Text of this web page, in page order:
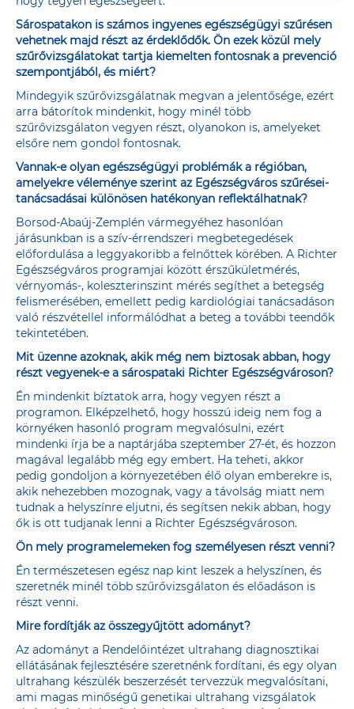
Sárospatakon is számos ingyenes egészségügyi szűrésen
vehetnek majd részt az érdeklődők. Ön ezek közül mely
szűrővizsgálatokat tartja kiemelten fontosnak a prevenció
szempontjából, és miért?
Mindegyik szűrővizsgálatnak megvan a jelentősége, ezért
arra bátorítok mindenkit, hogy minél több
szűrővizsgálaton vegyen részt, olyanokon is, amelyeket
elsőre nem gondol fontosnak.
Vannak-e olyan egészségügyi problémák a régióban,
amelyekre véleménye szerint az Egészségváros szűrései-
tanácsadásai különösen hatékonyan reflektálhatnak?
Borsod-Abaúj-Zemplén vármegyéhez hasonlóan
járásunkban is a szív-érrendszeri megbetegedések
előfordulása a leggyakoribb a felnőttek körében. A Richter
Egészségváros programjai között érszűkületmérés,
vérnyomás-, koleszterinszint mérés segíthet a betegség
felismerésében, emellett pedig kardiológiai tanácsadáson
való részvétellel informálódhat a beteg a további teendők
tekintetében.
Mit üzenne azoknak, akik még nem biztosak abban, hogy
részt vegyenek-e a sárospataki Richter Egészségvároson?
Én mindenkit bíztatok arra, hogy vegyen részt a
programon. Elképzelhető, hogy hosszú ideig nem fog a
környéken hasonló program megvalósulni, ezért
mindenki írja be a naptárjába szeptember 27-ét, és hozzon
magával legalább még egy embert. Ha teheti, akkor
pedig gondoljon a környezetében élő olyan emberekre is,
akik nehezebben mozognak, vagy a távolság miatt nem
tudnak a helyszínre eljutni, és segítsen nekik abban, hogy
ők is ott tudjanak lenni a Richter Egészségvároson.
Ön mely programelemeken fog személyesen részt venni?
Én természetesen egész nap kint leszek a helyszínen, és
szeretnék minél több szűrővizsgálaton és előadáson is
részt venni.
Mire fordítják az összegyűjtött adományt?
Az adományt a Rendelőintézet ultrahang diagnosztikai
ellátásának fejlesztésére szeretnénk fordítani, és egy olyan
ultrahang készülék beszerzését tervezzük megvalósítani,
ami magas minőségű genetikai ultrahang vizsgálatok